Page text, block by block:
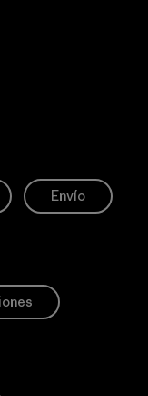
Envío